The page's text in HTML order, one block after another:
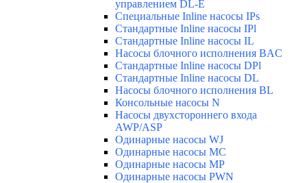
управлением DL-E
Специальные Inline насосы IPs
Стандартные Inline насосы IPl
Стандартные Inline насосы IL
Насосы блочного исполнения BAC
Стандартные Inline насосы DPl
Стандартные Inline насосы DL
Насосы блочного исполнения BL
Консольные насосы N
Насосы двухстороннего входа
AWP/ASP
Одинарные насосы WJ
Одинарные насосы MC
Одинарные насосы MP
Одинарные насосы PWN